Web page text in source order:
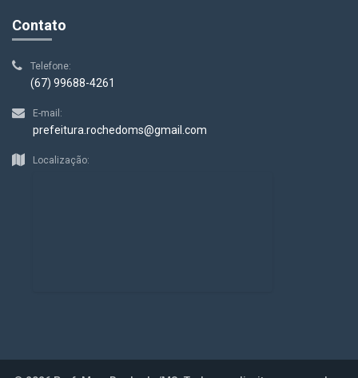
Contato
Telefone:
(67) 99688-4261
E-mail:
prefeitura.rochedoms@gmail.com
Localização: